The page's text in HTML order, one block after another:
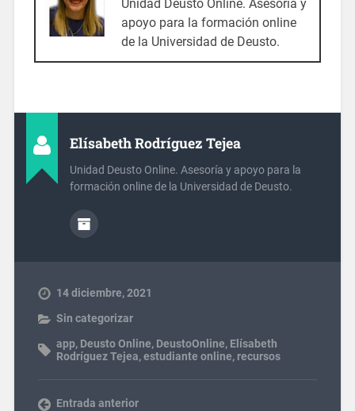
Unidad Deusto Online. Asesoría y
apoyo para la formación online
de la Universidad de Deusto.
Elísabeth Rodríguez Tejea
Unidad Deusto Online. Asesoría y apoyo para la
formación online de la Universidad de Deusto.
14 diciembre, 2021
Sin categorizar
app, Deusto Online, DeustoOnline, Elísabeth
Rodríguez Tejea,estudiante online, recursos
Entrada anterior